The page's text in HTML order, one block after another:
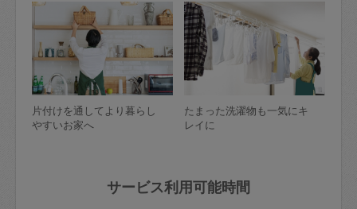
片付けを通してより暮らし
やすいお家へ
たまった洗濯物も一気にキ
レイに
サービス利用可能時間